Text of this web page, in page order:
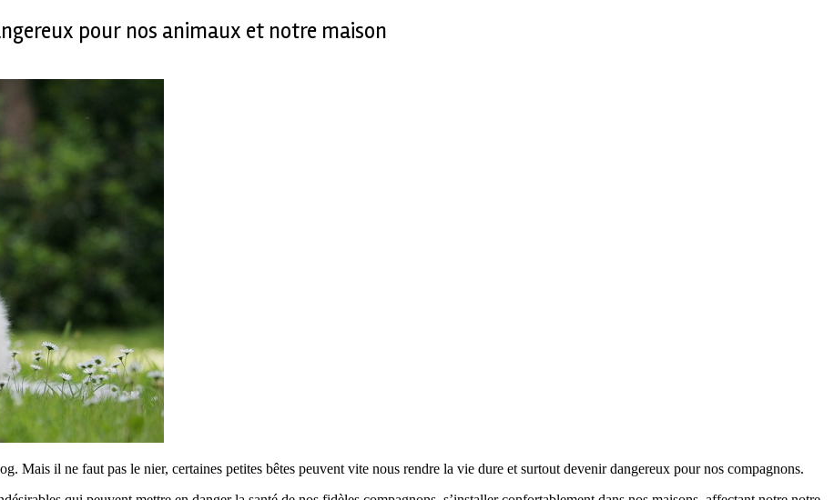
pour nos animaux et notre maison
Mais il ne faut pas le nier, certaines petites bêtes peuvent vite nous rendre la vie dure et surtout devenir dangereux pour nos compagnons.